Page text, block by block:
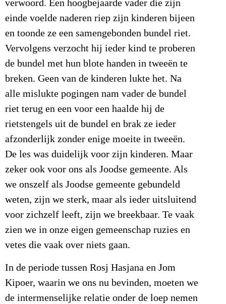
verwoord. Een hoogbejaarde vader die zijn
einde voelde naderen riep zijn kinderen bijeen
en toonde ze een samengebonden bundel riet.
Vervolgens verzocht hij ieder kind te proberen
de bundel met hun blote handen in tweeën te
breken. Geen van de kinderen lukte het. Na
alle mislukte pogingen nam vader de bundel
riet terug en een voor een haalde hij de
rietstengels uit de bundel en brak ze ieder
afzonderlijk zonder enige moeite in tweeën.
De les was duidelijk voor zijn kinderen. Maar
zeker ook voor ons als Joodse gemeente. Als
we onszelf als Joodse gemeente gebundeld
weten, zijn we sterk, maar als ieder uitsluitend
voor zichzelf leeft, zijn we breekbaar. Te vaak
zien we in onze eigen gemeenschap ruzies en
vetes die vaak over niets gaan.
In de periode tussen Rosj Hasjana en Jom
Kipoer, waarin we ons nu bevinden, moeten we
de intermenselijke relatie onder de loep nemen